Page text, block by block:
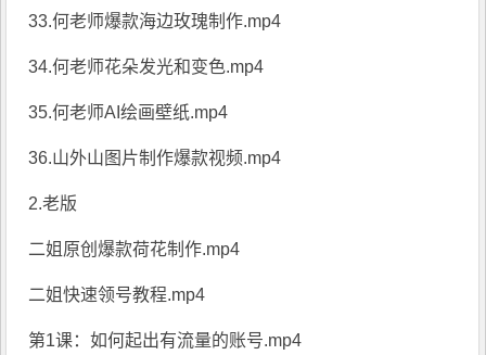
33.何老师爆款海边玫瑰制作.mp4
34.何老师花朵发光和变色.mp4
35.何老师AI绘画壁纸.mp4
36.山外山图片制作爆款视频.mp4
2.老版
二姐原创爆款荷花制作.mp4
二姐快速领号教程.mp4
第1课：如何起出有流量的账号.mp4